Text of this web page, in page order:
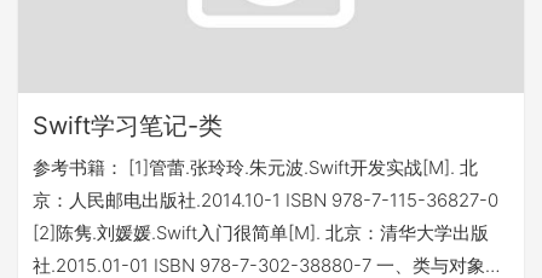
Swift学习笔记-类
参考书籍： [1]管蕾.张玲玲.朱元波.Swift开发实战[M]. 北
京：人民邮电出版社.2014.10-1 ISBN 978-7-115-36827-0
[2]陈隽.刘媛媛.Swift入门很简单[M]. 北京：清华大学出版
社.2015.01-01 ISBN 978-7-302-38880-7 一、类与对象